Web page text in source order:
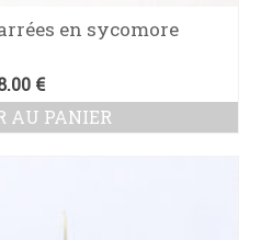
en sycomore
€
AU PANIER